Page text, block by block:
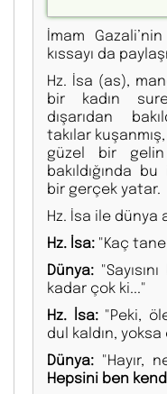
İmam
kıssayı da
Hz. İsa (as),
bir kadın
dışarıdan
takılar
güzel bir gelin
bakıldığında
bir gerçek yatar.
Hz. İsa ile dünya
Hz. İsa: "Kaç
Dünya:
kadar çok ki..."
Hz. İsa:"Peki,
dul kaldın, yoksa
Dünya: "Hayır,
Hepsini ben